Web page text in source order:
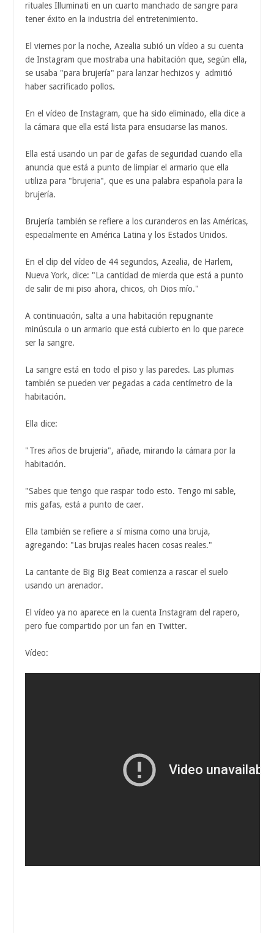
rituales Illuminati en un cuarto manchado de sangre para
tener éxito en la industria del entretenimiento.
El viernes por la noche, Azealia subió un vídeo a su cuenta
de Instagram que mostraba una habitación que, según ella,
se usaba "para brujería" para lanzar hechizos y admitió
haber sacrificado pollos.
En el vídeo de Instagram, que ha sido eliminado, ella dice a
la cámara que ella está lista para ensuciarse las manos.
Ella está usando un par de gafas de seguridad cuando ella
anuncia que está a punto de limpiar el armario que ella
utiliza para "brujeria", que es una palabra española para la
brujería.
Brujería también se refiere a los curanderos en las Américas,
especialmente en América Latina y los Estados Unidos.
En el clip del vídeo de 44 segundos, Azealia, de Harlem,
Nueva York, dice: "La cantidad de mierda que está a punto
de salir de mi piso ahora, chicos, oh Dios mío."
A continuación, salta a una habitación repugnante
minúscula o un armario que está cubierto en lo que parece
ser la sangre.
La sangre está en todo el piso y las paredes. Las plumas
también se pueden ver pegadas a cada centímetro de la
habitación.
Ella dice:
"Tres años de brujeria", añade, mirando la cámara por la
habitación.
"Sabes que tengo que raspar todo esto. Tengo mi sable,
mis gafas, está a punto de caer.
Ella también se refiere a sí misma como una bruja,
agregando: "Las brujas reales hacen cosas reales."
La cantante de Big Big Beat comienza a rascar el suelo
usando un arenador.
El vídeo ya no aparece en la cuenta Instagram del rapero,
pero fue compartido por un fan en Twitter.
Vídeo: